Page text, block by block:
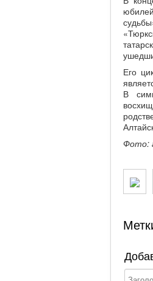
Его
В
Фото: